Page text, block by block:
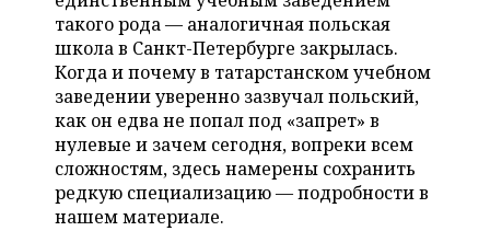
такого рода — аналогичная польская
школа в Санкт-Петербурге закрылась.
Когда и почему в татарстанском учебном
заведении уверенно зазвучал польский,
как он едва не попал под «запрет» в
нулевые и зачем сегодня, вопреки всем
сложностям, здесь намерены сохранить
редкую специализацию — подробности в
нашем материале.